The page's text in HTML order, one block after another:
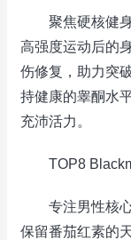
聚焦硬核健身
高强度运动后的
伤修复，助力突
持健康的睾酮水
充沛活力。
TOP8
专注男性核心
保留番茄红素的